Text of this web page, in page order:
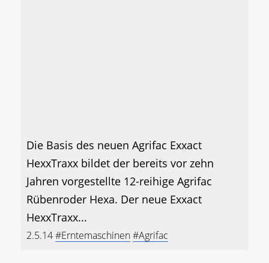
Die Basis des neuen Agrifac Exxact
HexxTraxx bildet der bereits vor zehn
Jahren vorgestellte 12-reihige Agrifac
Rübenroder Hexa. Der neue Exxact
HexxTraxx...
2.5.14#Erntemaschinen#Agrifac